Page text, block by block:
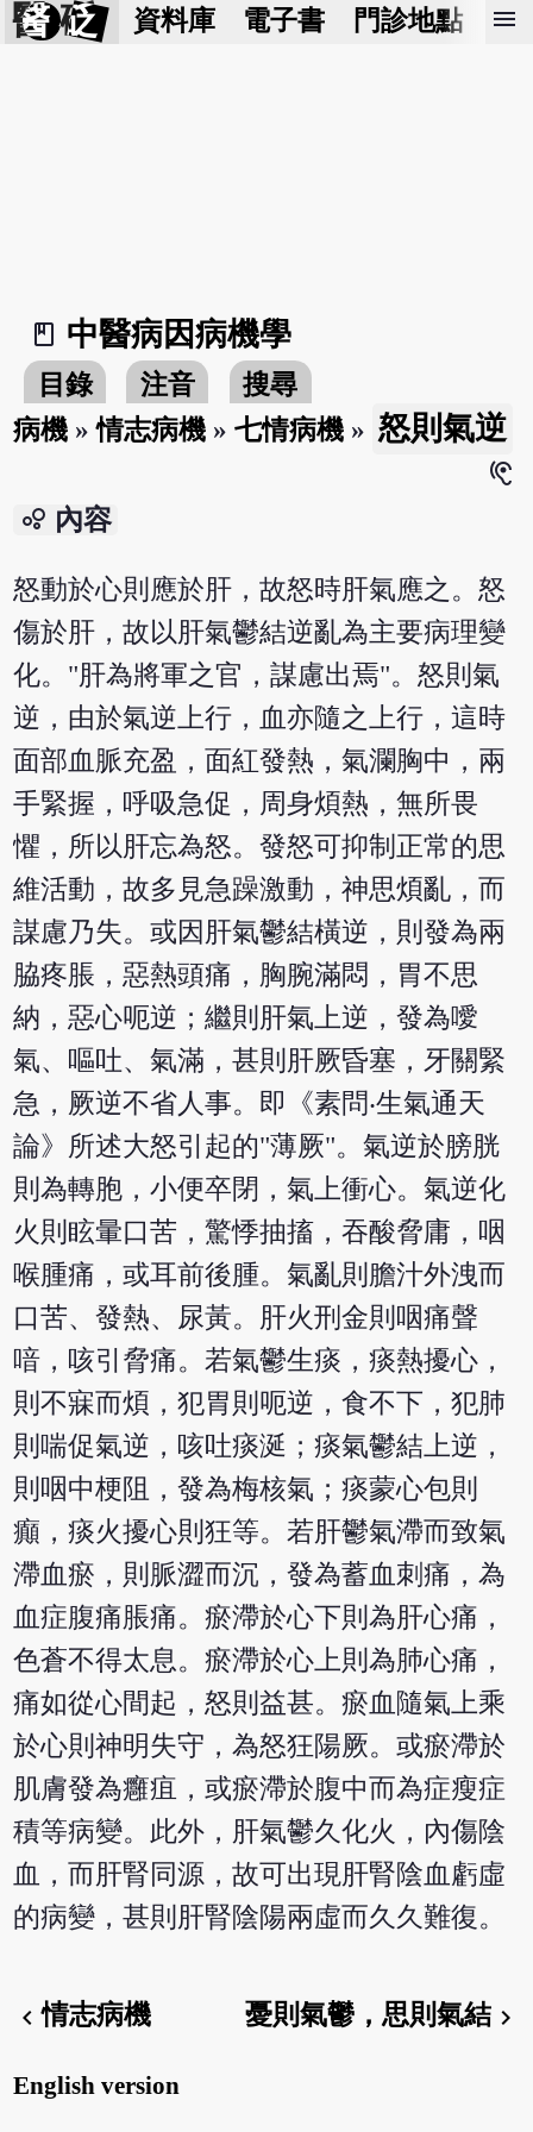
醫 砭 資料庫 電子書 門診地點 預
menu
book_2
中醫病因病機學
目錄 注音
搜尋
病機 »情志病機 »七情病機 » 怒則氣逆
hearing
bubble_chart 內容
怒動於心則應於肝，故怒時肝氣應之。怒
傷於肝，故以肝氣鬱結逆亂為主要病理變
化。"肝為將軍之官，謀慮出焉"。怒則氣
逆，由於氣逆上行，血亦隨之上行，這時
面部血脈充盈，面紅發熱，氣瀾胸中，兩
手緊握，呼吸急促，周身煩熱，無所畏
懼，所以肝忘為怒。發怒可抑制正常的思
維活動，故多見急躁激動，神思煩亂，而
謀慮乃失。或因肝氣鬱結橫逆，則發為兩
脇疼脹，惡熱頭痛，胸腕滿悶，胃不思
納，惡心呃逆；繼則肝氣上逆，發為噯
氣、嘔吐、氣滿，甚則肝厥昏塞，牙關緊
急，厥逆不省人事。即《素問‧生氣通天
論》所述大怒引起的"薄厥"。氣逆於膀胱
則為轉胞，小便卒閉，氣上衝心。氣逆化
火則眩暈口苦，驚悸抽搐，吞酸脅庸，咽
喉腫痛，或耳前後腫。氣亂則膽汁外洩而
口苦、發熱、尿黃。肝火刑金則咽痛聲
喑，咳引脅痛。若氣鬱生痰，痰熱擾心，
則不寐而煩，犯胃則呃逆，食不下，犯肺
則喘促氣逆，咳吐痰涎；痰氣鬱結上逆，
則咽中梗阻，發為梅核氣；痰蒙心包則
癲，痰火擾心則狂等。若肝鬱氣滯而致氣
滯血瘀，則脈澀而沉，發為蓄血刺痛，為
血症腹痛脹痛。瘀滯於心下則為肝心痛，
色蒼不得太息。瘀滯於心上則為肺心痛，
痛如從心間起，怒則益甚。瘀血隨氣上乘
於心則神明失守，為怒狂陽厥。或瘀滯於
肌膚發為癰疽，或瘀滯於腹中而為症瘦症
積等病變。此外，肝氣鬱久化火，內傷陰
血，而肝腎同源，故可出現肝腎陰血虧虛
的病變，甚則肝腎陰陽兩虛而久久難復。
chevron_left情志病機 憂則氣鬱，思則氣結chevron_right
English version